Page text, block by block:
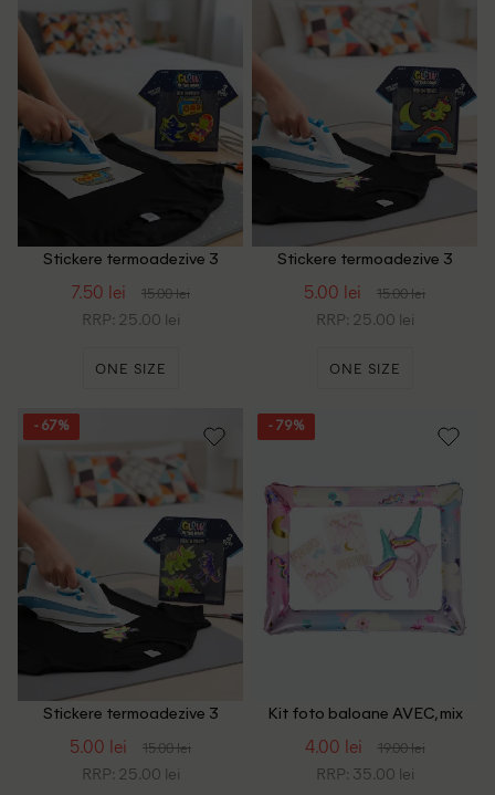
Stickere termoadezive 3
7.50 lei 15.00 lei
RRP: 25.00 lei
ONE SIZE
Stickere termoadezive 3
5.00 lei 15.00 lei
RRP: 25.00 lei
ONE SIZE
- 67%
Stickere termoadezive 3
5.00 lei 15.00 lei
RRP: 25.00 lei
- 79%
Kit foto baloane AVEC, mix
4.00 lei 19.00 lei
RRP: 35.00 lei